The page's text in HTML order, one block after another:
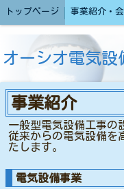
トップページ 事業紹介・
オーシオ電気設
事業紹介
一般型電気設備工事の
従来からの電気設備を
たします。
電気設備事業